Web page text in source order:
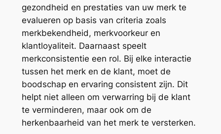
gezondheid en prestaties van uw merk te
evalueren op basis van criteria zoals
merkbekendheid, merkvoorkeur en
klantloyaliteit. Daarnaast speelt
merkconsistentie een rol. Bij elke interactie
tussen het merk en de klant, moet de
boodschap en ervaring consistent zijn. Dit
helpt niet alleen om verwarring bij de klant
te verminderen, maar ook om de
herkenbaarheid van het merk te versterken.